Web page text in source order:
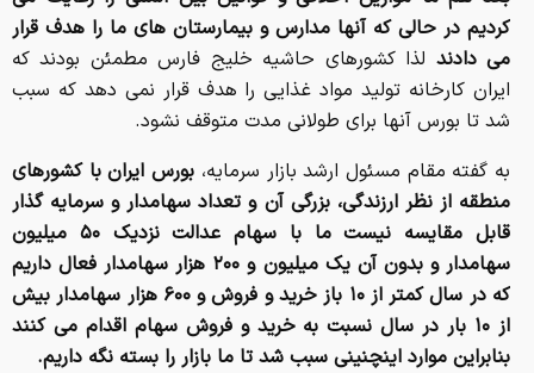
کردیم در حالی که آنها مدارس و بیمارستان های ما را هدف قرار
می دادند لذا کشورهای حاشیه خلیج فارس مطمئن بودند که
ایران کارخانه تولید مواد غذایی را هدف قرار نمی دهد که سبب
شد تا بورس آنها برای طولانی مدت متوقف نشود.
به گفته مقام مسئول ارشد بازار سرمایه، بورس ایران با کشورهای
منطقه از نظر ارزندگی، بزرگی آن و تعداد سهامدار و سرمایه گذار
قابل مقایسه نیست ما با سهام عدالت نزدیک ۵۰ میلیون
سهامدار و بدون آن یک میلیون و ۲۰۰ هزار سهامدار فعال داریم
که در سال کمتر از ۱۰ باز خرید و فروش و ۶۰۰ هزار سهامدار بیش
از ۱۰ بار در سال نسبت به خرید و فروش سهام اقدام می کنند
بنابراین موارد اینچنینی سبب شد تا ما بازار را بسته نگه داریم.